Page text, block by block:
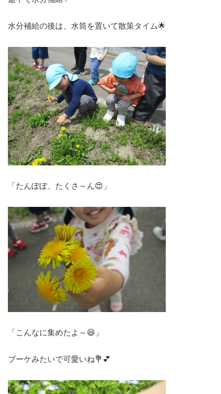
水分補給の後は、水筒を置いて散策タイム🌟
「たんぽぽ、たくさ～ん😍」
「こんなに集めたよ～😆」
ブーケみたいで可愛いね💐💕